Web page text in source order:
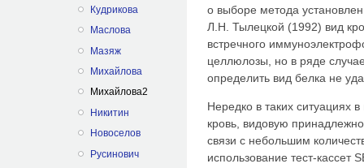
Кудрикова
Маслова
Мазяж
Михайлова
Михайлова2
Никитин
Новоселов
Русинович
о выборе метода
Л.Н. Тылецкой (1992) вид
встречного
целлюлозы, но в ряде
определить вид белка не
Нередко в таких ситуациях
кровь, видовую
связи с небольшим
использование тест-кассет